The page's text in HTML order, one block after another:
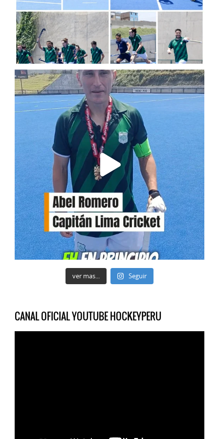
ver mas... Seguir
CANAL OFICIAL YOUTUBE HOCKEYPERU